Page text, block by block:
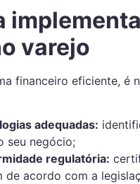
varejo
financeiro eficiente, é
adequadas:
seu negócio;
regulatória:
de acordo com a